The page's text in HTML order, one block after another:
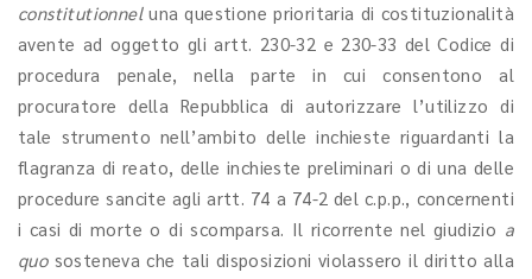
constitutionneluna questione prioritaria di costituzionalità
avente ad oggetto gli artt. 230-32 e 230-33 del Codice di
procedura penale, nella parte in cui consentono al
procuratore della Repubblica di autorizzare l’utilizzo di
tale strumento nell’ambito delle inchieste riguardanti la
flagranza di reato, delle inchieste preliminari o di una delle
procedure sancite agli artt. 74 a 74-2 del c.p.p., concernenti
i casi di morte o di scomparsa. Il ricorrente nel giudizio a
quososteneva che tali disposizioni violassero il diritto alla